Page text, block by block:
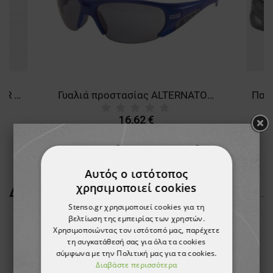
Καπέλο ασφαλείας NERIOX AIR NAVY Γυαλιά προστασίας ALTERNATOR SMOKE
16,62 €
ΔΕΊΤΕ ΠΕΡΙΣΣΌΤΕΡΑ
Αυτός ο ιστότοπος
χρησιμοποιεί cookies
Stenso.gr χρησιμοποιεί cookies για τη
βελτίωση της εμπειρίας των χρηστών.
Χρησιμοποιώντας τον ιστότοπό μας, παρέχετε
τη συγκατάθεσή σας για όλα τα cookies
σύμφωνα με την Πολιτική μας για τα cookies.
Διαβάστε περισσότερα